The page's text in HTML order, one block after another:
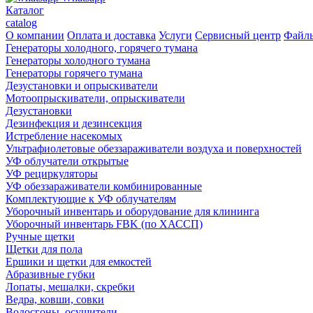
Каталог
catalog
О компании Оплата и доставка Услуги Сервисный центр
Генераторы холодного, горячего тумана
Генераторы холодного тумана
Генераторы горячего тумана
Дезустановки и опрыскиватели
Мотоопрыскиватели, опрыскиватели
Дезустановки
Дезинфекция и дезинсекция
Истребление насекомых
Ультрафиолетовые обеззараживатели воздуха и поверхностей
УФ облучатели открытые
УФ рециркуляторы
УФ обеззараживатели комбинированные
Комплектующие к УФ облучателям
Уборочный инвентарь и оборудование для клининга
Уборочный инвентарь FBK (по ХАССП)
Ручные щетки
Щетки для пола
Ершики и щетки для емкостей
Абразивные губки
Лопаты, мешалки, скребки
Ведра, ковши, совки